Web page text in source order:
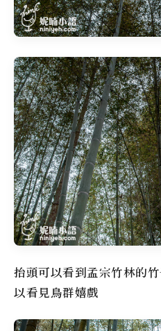
抬頭可以看到孟宗竹林的
以看見鳥群嬉戲